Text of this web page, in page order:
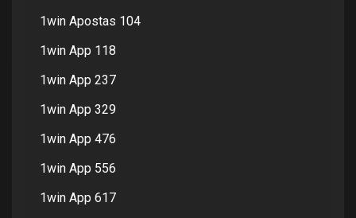
1win Apostas 104
1win App 118
1win App 237
1win App 329
1win App 476
1win App 556
1win App 617